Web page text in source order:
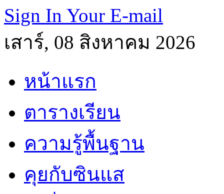
Sign In Your E-mail
เสาร์, 08 สิงหาคม 2026
หน้าแรก
ตารางเรียน
ความรู้พื้นฐาน
คุยกับซินแส